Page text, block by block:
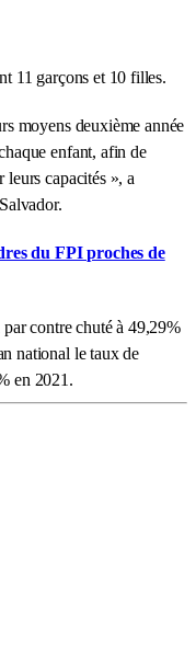
11 garçons et 10 filles.
moyens deuxième année
enfant, afin de
leurs capacités », a
du FPI proches de
contre chuté à 49,29%
national le taux de
en 2021.